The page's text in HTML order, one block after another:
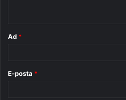
Ad *
E-posta *